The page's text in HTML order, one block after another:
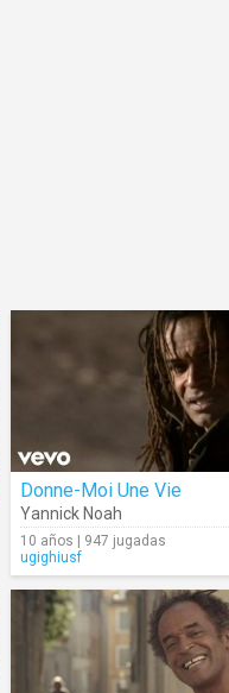
Donne-Moi Une Vie
Yannick Noah
10 años | 947 jugadas
ugighiusf